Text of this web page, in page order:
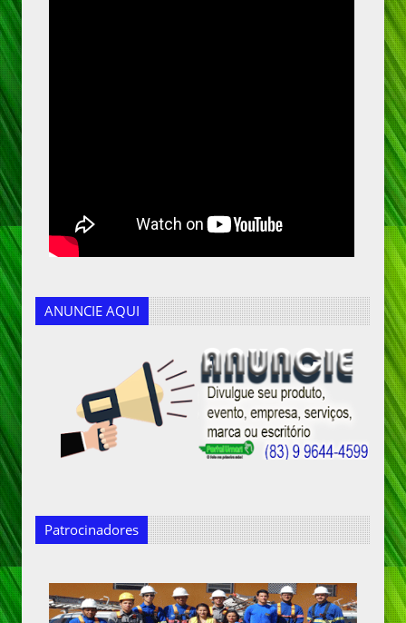
ANUNCIE AQUI
Patrocinadores